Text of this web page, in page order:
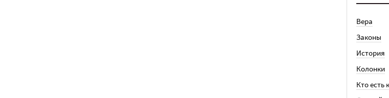
Вера
Законы
История
Колонки
Кто есть